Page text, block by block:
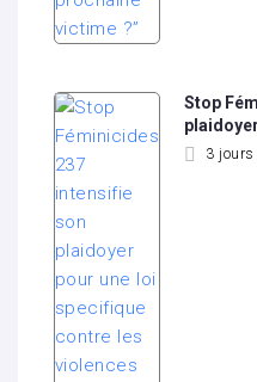
Stop
3 jours